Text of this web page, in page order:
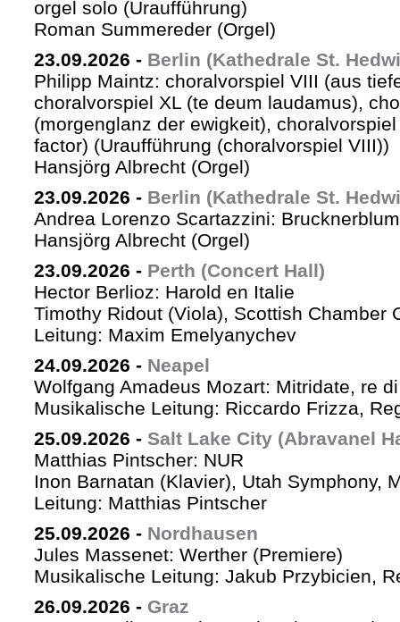
orgel solo (Uraufführung)
Roman Summereder (Orgel)
23.09.2026 - Berlin (Kathedrale St.
Philipp Maintz: choralvorspiel VIII (aus
choralvorspiel XL (te deum laudamus),
(morgenglanz der ewigkeit),
factor) (Uraufführung (choralvorspiel VIII))
Hansjörg Albrecht (Orgel)
23.09.2026 - Berlin (Kathedrale St.
Andrea Lorenzo Scartazzini:
Hansjörg Albrecht (Orgel)
23.09.2026 - Perth (Concert Hall)
Hector Berlioz: Harold en Italie
Timothy Ridout (Viola), Scottish Chamber
Leitung: Maxim Emelyanychev
24.09.2026 - Neapel
Wolfgang Amadeus Mozart: Mitridate, re
Musikalische Leitung: Riccardo Frizza,
25.09.2026 - Salt Lake City (Abravanel
Matthias Pintscher: NUR
Inon Barnatan (Klavier), Utah Symphony,
Leitung: Matthias Pintscher
25.09.2026 - Nordhausen
Jules Massenet: Werther (Premiere)
Musikalische Leitung: Jakub Przybicien,
26.09.2026 - Graz